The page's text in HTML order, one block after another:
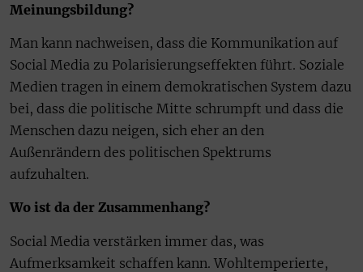
Meinungsbildung?
Man kann nachweisen, dass die Kommunikation auf
Social Media zu Polarisierungseffekten führt. Soziale
Medien tragen in einem demokratischen System dazu
bei, dass die politische Mitte schrumpft und dass die
Menschen dazu neigen, sich eher an den
Außenrändern des politischen Spektrums
aufzuhalten.
Wo ist da der Zusammenhang?
Social Media verstärken immer das, was
Aufmerksamkeit schaffen kann. Wohltemperierte,